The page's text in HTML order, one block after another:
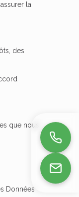
la
des
que nous
Données